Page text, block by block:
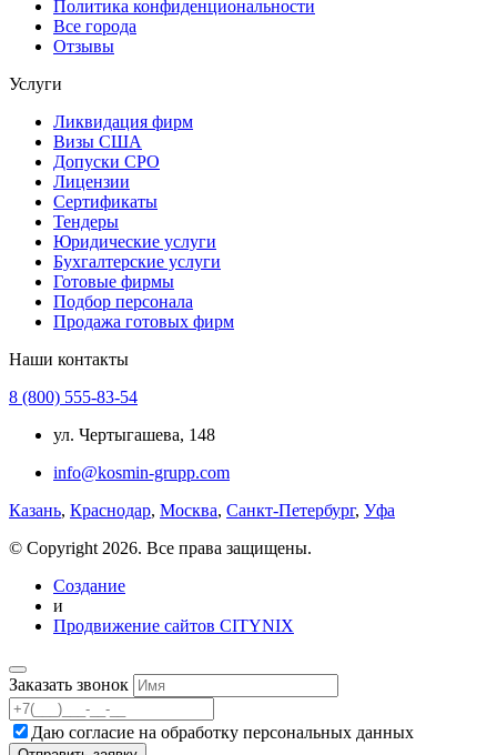
Политика конфиденциональности
Все города
Отзывы
Услуги
Ликвидация фирм
Визы США
Допуски СРО
Лицензии
Сертификаты
Тендеры
Юридические услуги
Бухгалтерские услуги
Готовые фирмы
Подбор персонала
Продажа готовых фирм
Наши контакты
8 (800) 555-83-54
ул. Чертыгашева, 148
info@kosmin-grupp.com
Казань, Краснодар, Москва, Санкт-Петербург, Уфа
© Copyright 2026. Все права защищены.
Создание
и
Продвижение сайтов CITYNIX
Заказать звонок
Даю согласие на обработку персональных данных